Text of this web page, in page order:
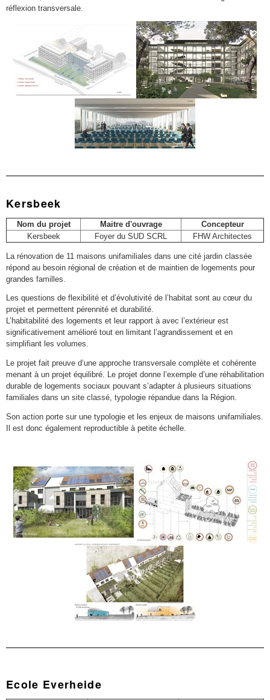
réflexion transversale.
Kersbeek
Nom du projet Maitre d'ouvrage
Concepteur
Kersbeek
Foyer du SUD SCRL FHW Architectes
La rénovation de 11 maisons unifamiliales dans une cité jardin classée
répond au besoin régional de création et de maintien de logements pour
grandes familles.
Les questions de flexibilité et d’évolutivité de l’habitat sont au cœur du
projet et permettent pérennité et durabilité.
L’habitabilité des logements et leur rapport à avec l’extérieur est
significativement amélioré tout en limitant l’agrandissement et en
simplifiant les volumes.
Le projet fait preuve d’une approche transversale complète et cohérente
menant à un projet équilibré. Le projet donne l’exemple d’une réhabilitation
durable de logements sociaux pouvant s’adapter à plusieurs situations
familiales dans un site classé, typologie répandue dans la Région.
Son action porte sur une typologie et les enjeux de maisons unifamiliales.
Il est donc également reproductible à petite échelle.
Ecole Everheide